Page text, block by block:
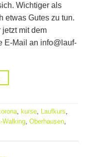
Wichtiger als
etwas Gutes zu tun.
jetzt mit dem
E-Mail an info@lauf-
, kurse, Laufkurs,
Walking, Oberhausen,